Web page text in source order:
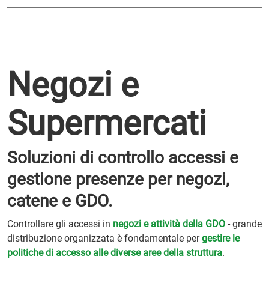
Negozi e
Supermercati
Soluzioni di controllo accessi e
gestione presenze per negozi,
catene e GDO.
Controllare gli accessi in negozi e attività della GDO - grande
distribuzione organizzata è fondamentale pergestire le
politiche di accesso alle diverse aree della struttura.